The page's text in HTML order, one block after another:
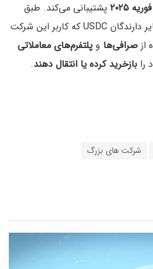
فوریه ۲۰۲۵
پشتیبانی می‌کند. طبق
این اطلاعیه این شرکت، سایر دارندگان USDC که کاربر این شرکت
از صرافی‌ها و پلتفرم‌های معاملاتی
را بازخرید کرده یا انتقال دهند.
شرکت های بزرگ